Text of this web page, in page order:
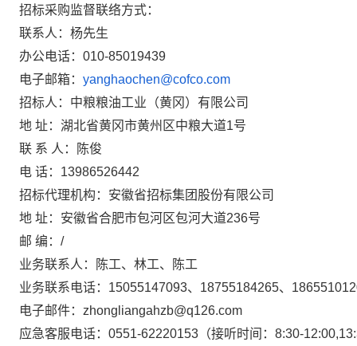
招标采购监督联络方式：
联系人：杨先生
办公电话： 010-85019439
电子邮箱： yanghaochen@cofco.com
招标人：中粮粮油工业（黄冈）有限公司
地 址： 湖北省黄冈市黄州区中粮大道1号
联 系 人：陈俊
电 话： 13986526442
招标代理机构：安徽省招标集团股份有限公司
地 址：安徽省合肥市包河区包河大道236号
邮 编： /
业务联系人：陈工、林工、陈工
业务联系电话： 15055147093、 18755184265、
电子邮件： zhongliangahzb@q126.com
应急客服电话： 0551-62220153 （接听时间： 8:30-